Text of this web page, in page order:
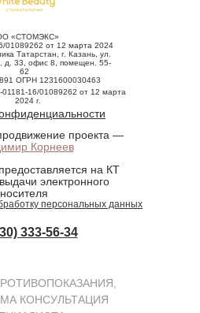
«СТОМЭКС»
01089262 от 12 марта 2024
Татарстан, г. Казань, ул.
д. 33, офис 8, помещен. 55-
62
ОГРН 1231600030463
16/01089262 от 12 марта
2024 г.
на КТ
электронного
носителя
333-56-34
персональных данных
проекта —
Корнеев
КОНСУЛЬТАЦИЯ